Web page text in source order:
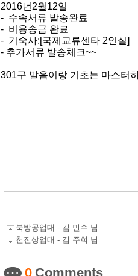
2016년2월12일
- 수속서류 발송완료
- 비용송금 완료
- 기숙사:[국제교류센타 2인실]
- 추가서류 발송체크~~
301구 발음이랑 기초는 마스터
북방공업대 - 김 민수 님
천진상업대 - 김 주희 님
0 Comments